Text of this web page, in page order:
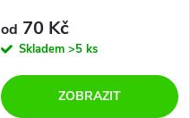
od 70 Kč
Skladem >5 ks
ZOBRAZIT